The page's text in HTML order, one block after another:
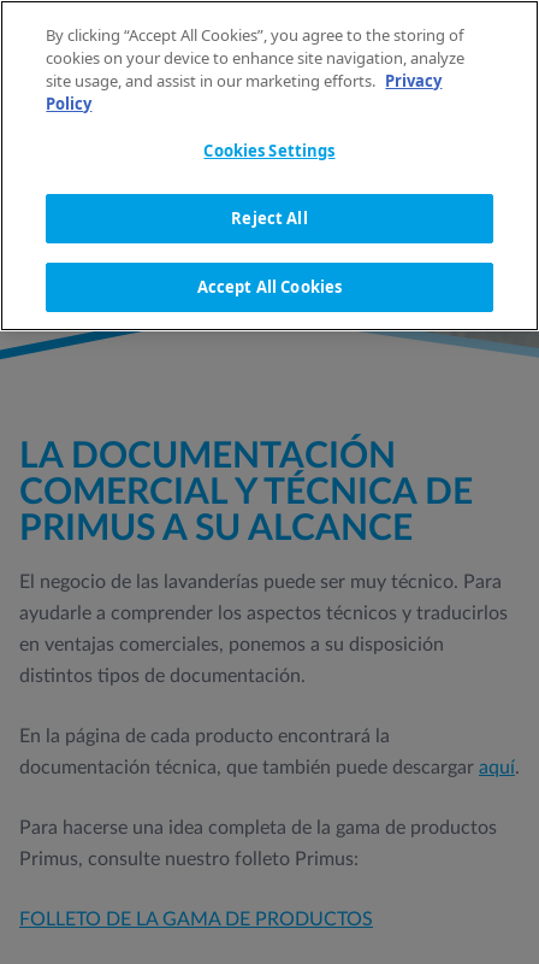
ES
INICIO DOCUMENTACIÓN
LITERATURA
LA DOCUMENTACIÓN
COMERCIAL Y TÉCNICA DE
PRIMUS A SU ALCANCE
El negocio de las lavanderías puede ser muy técnico. Para
ayudarle a comprender los aspectos técnicos y traducirlos
en ventajas comerciales, ponemos a su disposición
distintos tipos de documentación.
En la página de cada producto encontrará la
documentación técnica, que también puede descargar aquí.
Para hacerse una idea completa de la gama de productos
Primus, consulte nuestro folleto Primus:
FOLLETO DE LA GAMA DE PRODUCTOS
By clicking “Accept All Cookies”, you agree to the storing of
cookies on your device to enhance site navigation, analyze
site usage, and assist in our marketing efforts. Privacy
Policy
Cookies Settings
Reject All
Accept All Cookies